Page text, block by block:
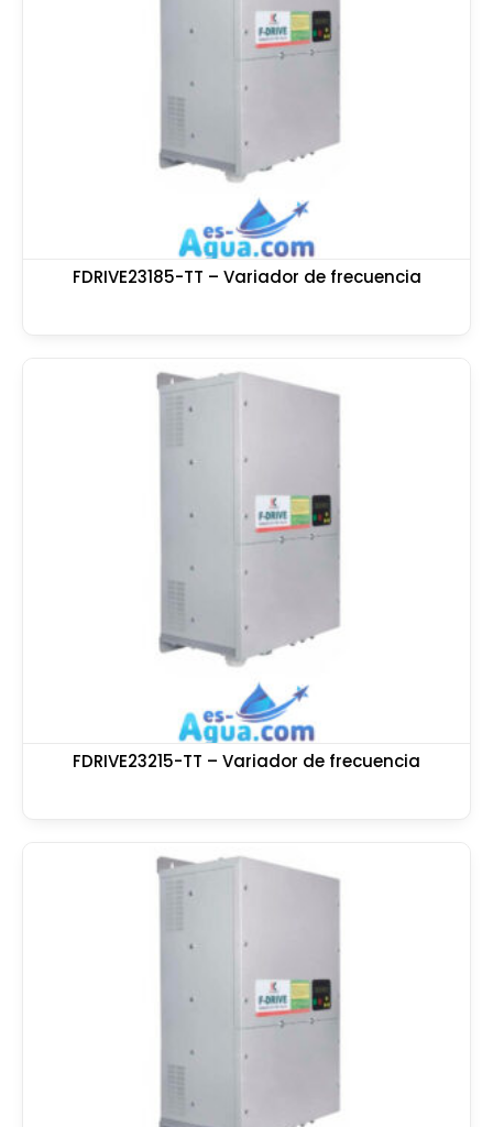
FDRIVE23185-TT – Variador de frecuencia
FDRIVE23215-TT – Variador de frecuencia